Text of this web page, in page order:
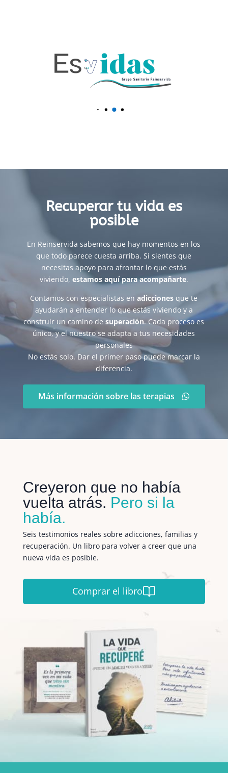
Recuperar tu vida es
posible
En Reinservida sabemos que hay momentos en los
que todo parece cuesta arriba. Si sientes que
necesitas apoyo para afrontar lo que estás
viviendo, estamos aquí para acompañarte.
Contamos con especialistas enadicciones que te
ayudarán a entender lo que estás viviendo y a
construir un camino desuperación. Cada proceso es
único, y el nuestro se adapta a tus necesidades
personales
No estás solo. Dar el primer paso puede marcar la
diferencia.
Más información sobre las terapias
Creyeron que no había
vuelta atrás. Pero si la
había.
Seis testimonios reales sobre adicciones, familias y
recuperación. Un libro para volver a creer que una
nueva vida es posible.
Comprar el libro